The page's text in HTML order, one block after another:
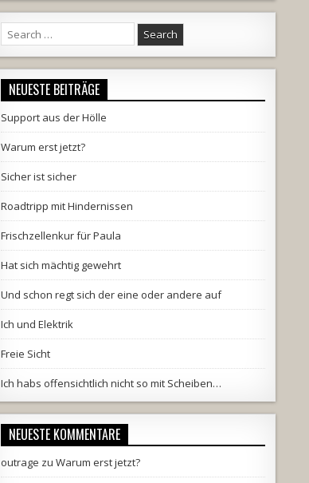
Search
for:
NEUESTE BEITRÄGE
Support aus der Hölle
Warum erst jetzt?
Sicher ist sicher
Roadtripp mit Hindernissen
Frischzellenkur für Paula
Hat sich mächtig gewehrt
Und schon regt sich der eine oder andere auf
Ich und Elektrik
Freie Sicht
Ich habs offensichtlich nicht so mit Scheiben…
NEUESTE KOMMENTARE
outrage zu Warum erst jetzt?